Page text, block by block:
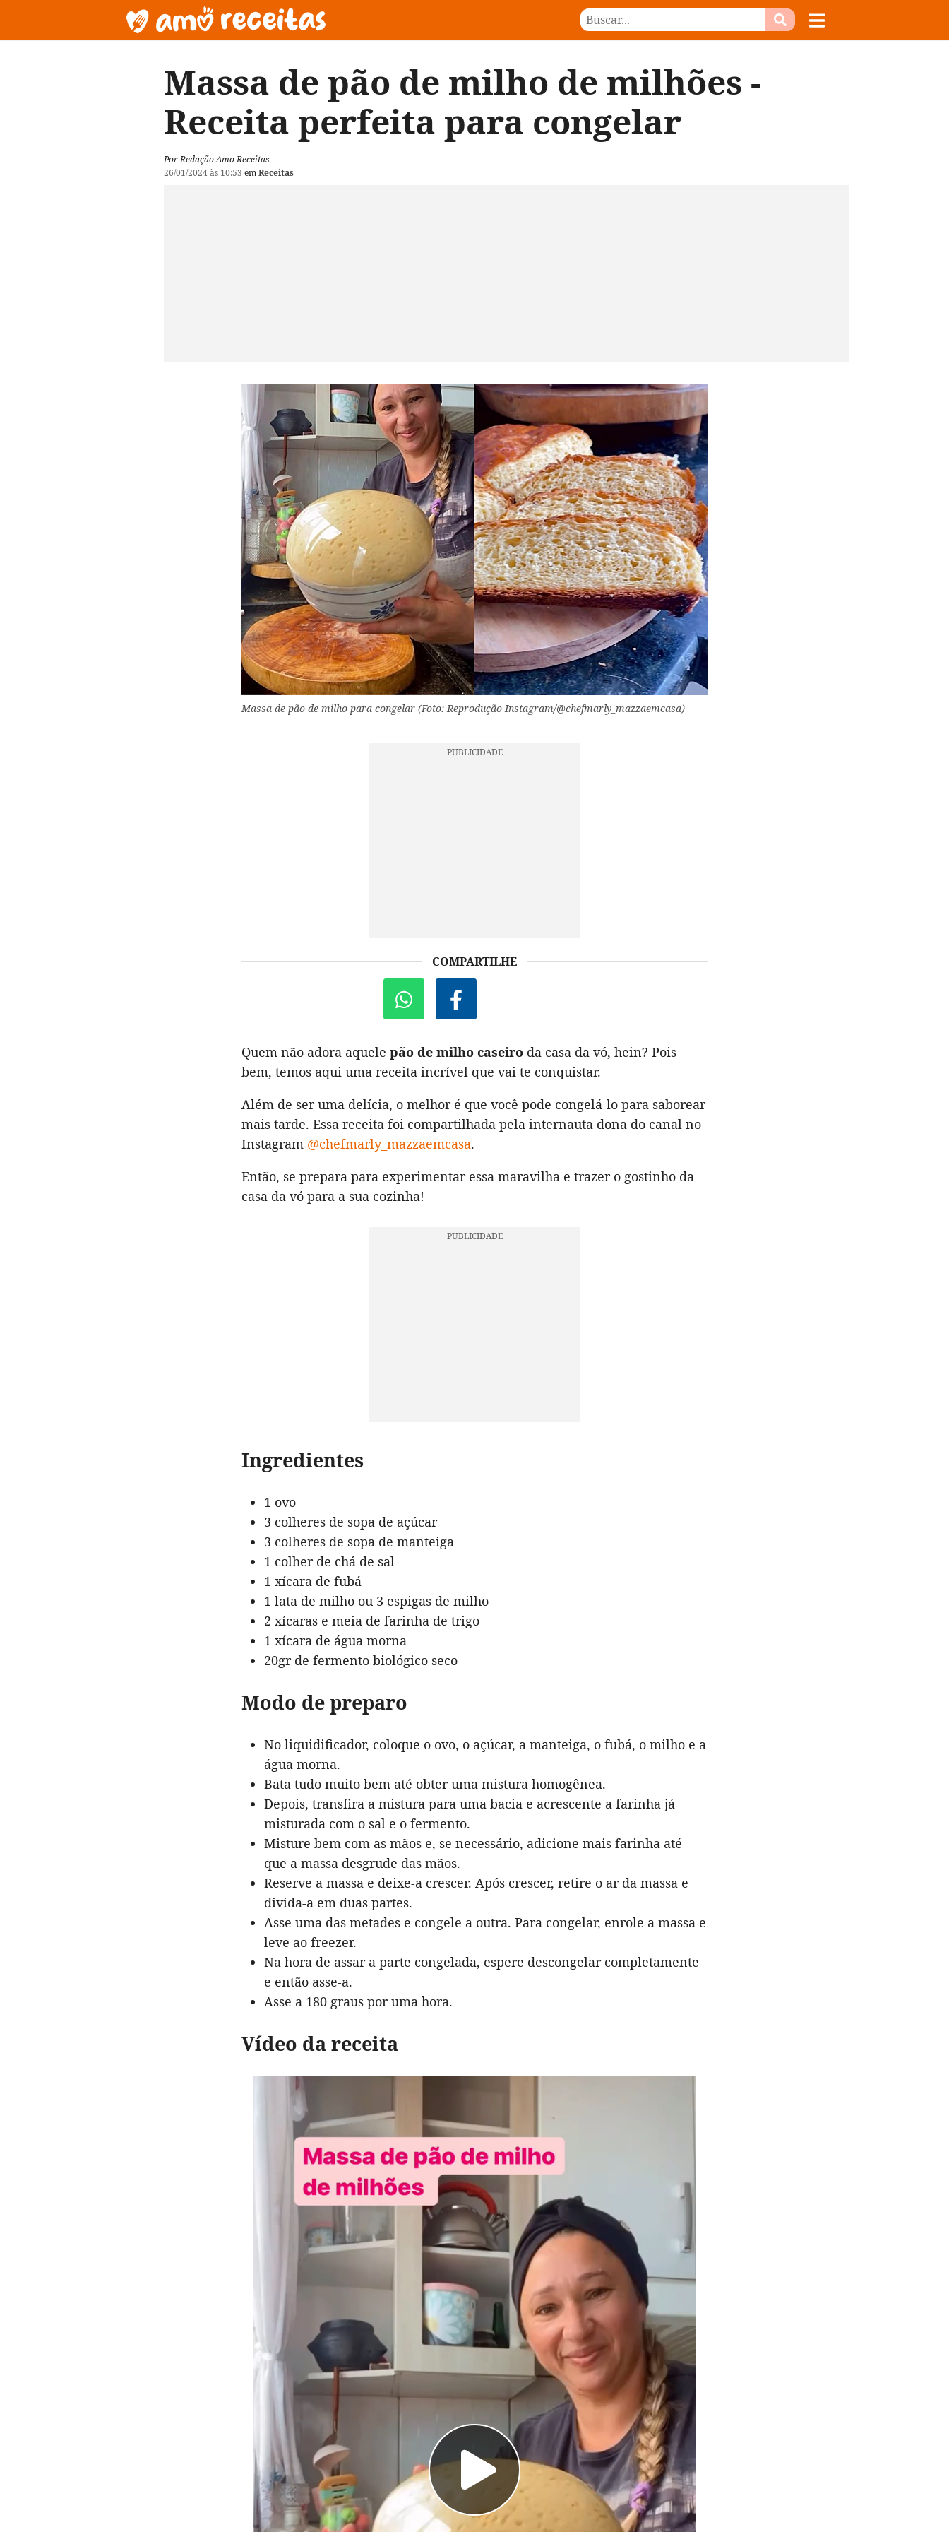
Massa de pão de milho de milhões -
Receita perfeita para congelar
Por Redação Amo Receitas
26/01/2024 às 10:53 emReceitas
Massa de pão de milho para congelar (Foto: Reprodução Instagram/@chefmarly_mazzaemcasa)
COMPARTILHE
Quem não adora aquele pão de milho caseiro da casa da vó, hein? Pois
bem, temos aqui uma receita incrível que vai te conquistar.
Além de ser uma delícia, o melhor é que você pode congelá-lo para saborear
mais tarde. Essa receita foi compartilhada pela internauta dona do canal no
Instagram @chefmarly_mazzaemcasa.
Então, se prepara para experimentar essa maravilha e trazer o gostinho da
casa da vó para a sua cozinha!
Ingredientes
1 ovo
3 colheres de sopa de açúcar
3 colheres de sopa de manteiga
1 colher de chá de sal
1 xícara de fubá
1 lata de milho ou 3 espigas de milho
2 xícaras e meia de farinha de trigo
1 xícara de água morna
20gr de fermento biológico seco
Modo de preparo
No liquidificador, coloque o ovo, o açúcar, a manteiga, o fubá, o milho e a
água morna.
Bata tudo muito bem até obter uma mistura homogênea.
Depois, transfira a mistura para uma bacia e acrescente a farinha já
misturada com o sal e o fermento.
Misture bem com as mãos e, se necessário, adicione mais farinha até
que a massa desgrude das mãos.
Reserve a massa e deixe-a crescer. Após crescer, retire o ar da massa e
divida-a em duas partes.
Asse uma das metades e congele a outra. Para congelar, enrole a massa e
leve ao freezer.
Na hora de assar a parte congelada, espere descongelar completamente
e então asse-a.
Asse a 180 graus por uma hora.
Vídeo da receita